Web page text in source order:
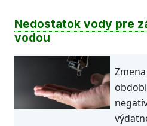
Nedostatok vody pre
vodou